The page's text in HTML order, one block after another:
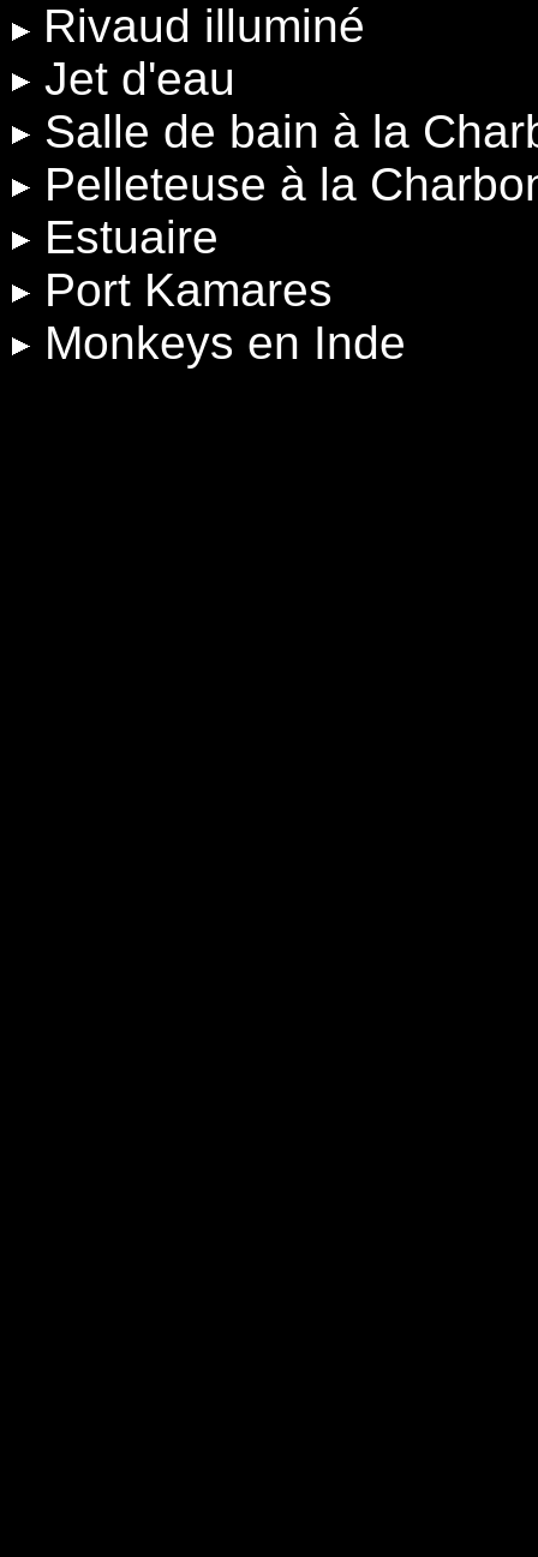
Rivaud illuminé
Jet d'eau
Salle de bain à la
Pelleteuse à la
Estuaire
Port Kamares
Monkeys en Inde